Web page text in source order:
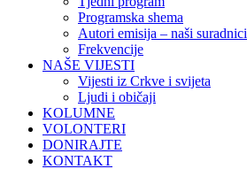
Programska shema
Autori emisija – naši suradnici
Frekvencije
NAŠE VIJESTI
Vijesti iz Crkve i svijeta
Ljudi i običaji
KOLUMNE
VOLONTERI
DONIRAJTE
KONTAKT